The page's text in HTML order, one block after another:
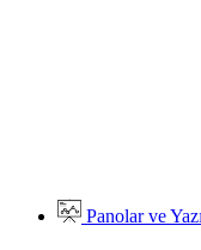
Panolar ve